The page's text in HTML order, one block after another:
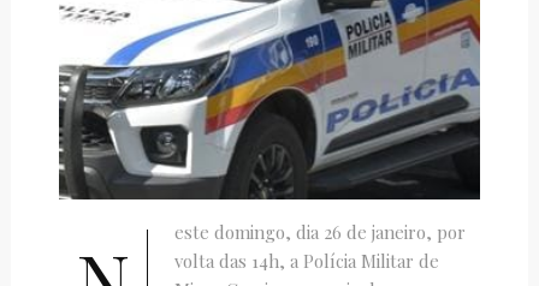
este domingo, dia 26 de janeiro, por
volta das 14h, a Polícia Militar de